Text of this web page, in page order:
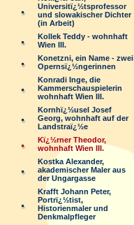
Universitï¿½tsprofessor
und slowakischer Dichter
(in Arbeit)
Kollek Teddy - wohnhaft
Wien III.
Konetzni, ein Name - zwei
Opernsï¿½ngerinnen
Konradi Inge, die
Kammerschauspielerin
wohnhaft Wien III.
Kornhï¿½usel Josef
Georg, wohnhaft auf der
Landstraï¿½e
Kï¿½rner Theodor,
wohnhaft Wien III.
Kostka Alexander,
akademischer Maler aus
der Ungargasse
Krafft Johann Peter,
Portrï¿½tist,
Historienmaler und
Denkmalpfleger